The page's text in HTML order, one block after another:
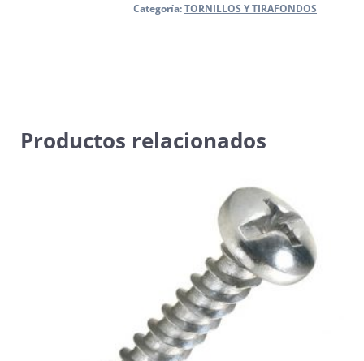
Categoría:TORNILLOS Y TIRAFONDOS
Productos relacionados